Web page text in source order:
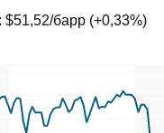
$51,52/барр (+0,33%)